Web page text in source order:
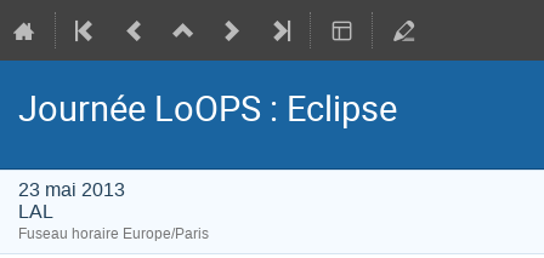
Journée LoOPS : Eclipse
23 mai 2013
LAL
Fuseau horaire Europe/Paris